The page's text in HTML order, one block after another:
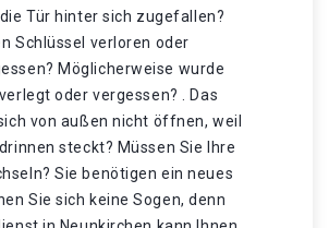
Tür hinter sich zugefallen?
Schlüssel verloren oder
Möglicherweise wurde
oder vergessen? . Das
von außen nicht öffnen, weil
steckt? Müssen Sie Ihre
Sie benötigen ein neues
Sie sich keine Sogen, denn